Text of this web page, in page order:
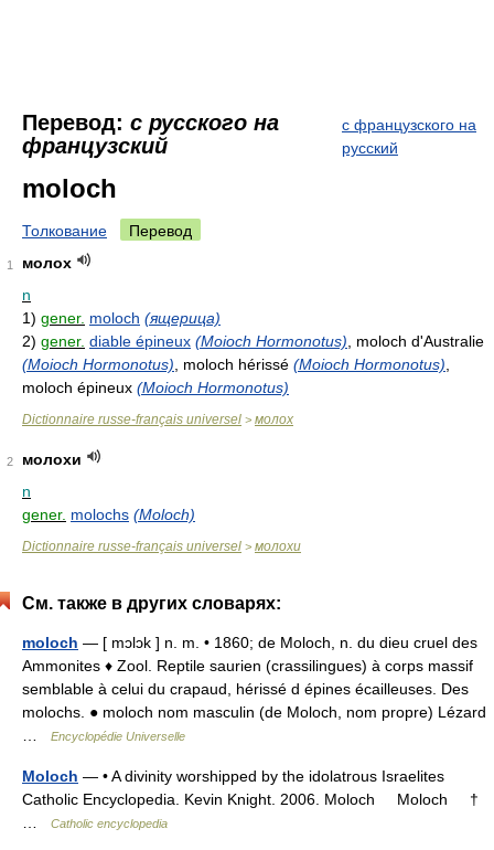
Перевод: с русского на
французский
с французского на
русский
moloch
Толкование Перевод
1
молох
n
1) gener. moloch (ящерица)
2) gener. diable épineux (Moioch Hormonotus) , moloch d'Australie
(Moioch Hormonotus) , moloch hérissé (Moioch Hormonotus)
moloch épineux (Moioch Hormonotus)
Dictionnaire russe-français universel > молох
2
молохи
n
gener. molochs (Moloch)
Dictionnaire russe-français universel > молохи
См. также в других словарях:
moloch — [ mɔlɔk ] n. m. • 1860; de Moloch, n. du dieu cruel des
Ammonites ♦ Zool. Reptile saurien (crassilingues) à corps massif
semblable à celui du crapaud, hérissé d épines écailleuses. Des
molochs. ● moloch nom masculin (de Moloch, nom propre) Lézard
Encyclopédie Universelle
Moloch — • A divinity worshipped by the idolatrous Israelites
Catholic Encyclopedia. Kevin Knight. 2006. Moloch Moloch †
Catholic encyclopedia